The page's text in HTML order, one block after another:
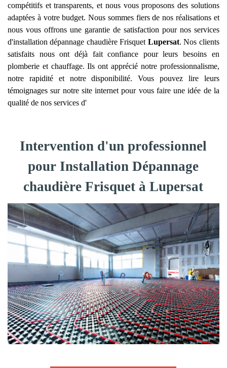
compétitifs et transparents, et nous vous proposons des solutions
adaptées à votre budget. Nous sommes fiers de nos réalisations et
nous vous offrons une garantie de satisfaction pour nos services
d'installation dépannage chaudière Frisquet Lupersat. Nos clients
satisfaits nous ont déjà fait confiance pour leurs besoins en
plomberie et chauffage. Ils ont apprécié notre professionnalisme,
notre rapidité et notre disponibilité. Vous pouvez lire leurs
témoignages sur notre site internet pour vous faire une idée de la
qualité de nos services d'
Intervention d'un professionnel
pour Installation Dépannage
chaudière Frisquet à Lupersat